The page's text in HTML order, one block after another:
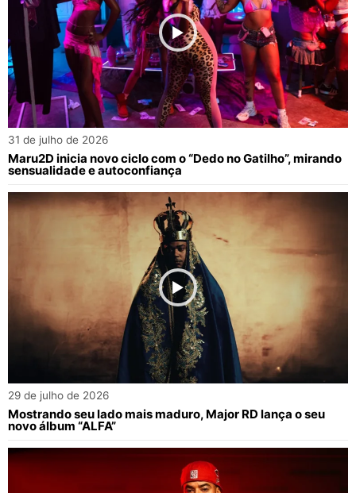
31 de julho de 2026
Maru2D inicia novo ciclo com o “Dedo no Gatilho”, mirando
sensualidade e autoconfiança
29 de julho de 2026
Mostrando seu lado mais maduro, Major RD lança o seu
novo álbum “ALFA”